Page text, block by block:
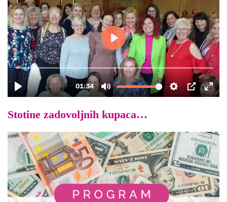
Stotine zadovoljnih kupaca…